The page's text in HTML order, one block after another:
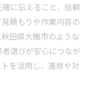
に伝えること、信頼
積もりや作業内容の
田県大館市のような
選びが安心につなが
を活用し、進捗や対